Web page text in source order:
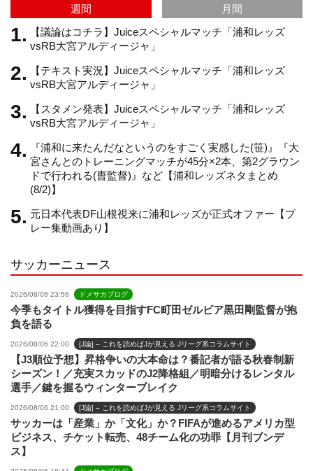
m h
a
n
週間
月間
【議論はコチラ】Juiceスペシャルマッチ「浦和レッズ
vsRB大宮アルディージャ」
【テキスト実況】Juiceスペシャルマッチ「浦和レッズ
vsRB大宮アルディージャ」
【スタメン発表】Juiceスペシャルマッチ「浦和レッズ
vsRB大宮アルディージャ」
『浦和に来たんだなというのをすごく実感した(笹)』『大
宮さんとのトレーニングマッチが45分×2本、第2グラウン
ドで行われる(曺監督)』など【浦和レッズネタまとめ
(8/2)】
元日本代表DF山根視来に浦和レッズが正式オファー【プ
レー集動画あり】
サッカーニュース
2026/08/06 23:56 ドメサカブログ
今季もタイトル獲得を目指すFC町田ゼルビア黒田剛監督が抱
負を語る
2026/08/06 22:00 [J論] – これを読めばJが見える Jリーグ系コラムサイト
【J3順位予想】昇格争いの大本命は？番記者が語る秋春制新
シーズン！／充実スカッドのJ2降格組／明暗分けるレンタル
選手／鍵を握るウィンターブレイク
2026/08/06 21:00 [J論] – これを読めばJが見える Jリーグ系コラムサイト
サッカーは「産業」か「文化」か？FIFAが進めるアメリカ型
ビジネス、チケット転売、48チーム化の功罪【月刊ブンデ
ス】